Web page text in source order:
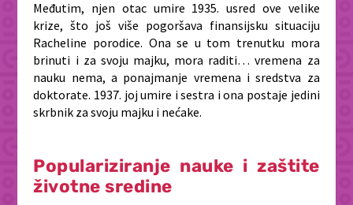
Međutim, njen otac umire 1935. usred ove velike
krize, što još više pogoršava finansijsku situaciju
Racheline porodice. Ona se u tom trenutku mora
brinuti i za svoju majku, mora raditi… vremena za
nauku nema, a ponajmanje vremena i sredstva za
doktorate. 1937. joj umire i sestra i ona postaje jedini
skrbnik za svoju majku i nećake.
Populariziranje nauke i zaštite
životne sredine